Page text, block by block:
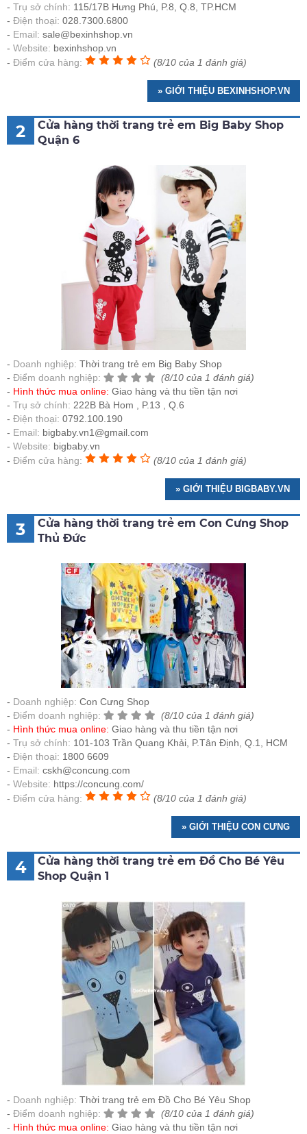
Trụ sở chính: 115/17B Hưng Phú, P.8, Q.8, TP.HCM
Điện thoại: 028.7300.6800
Email: sale@bexinhshop.vn
Website: bexinhshop.vn
Điểm cửa hàng:
(8/10 của 1 đánh giá)
» GIỚI THIỆU BEXINHSHOP.VN
2
Cửa hàng thời trang trẻ em Big Baby Shop
Quận 6
Doanh nghiệp: Thời trang trẻ em Big Baby Shop
Điểm doanh nghiệp:
(8/10 của 1 đánh giá)
Hình thức mua online: Giao hàng và thu tiền tận nơi
Trụ sở chính: 222B Bà Hom , P.13 , Q.6
Điện thoại: 0792.100.190
Email: bigbaby.vn1@gmail.com
Website: bigbaby.vn
Điểm cửa hàng:
(8/10 của 1 đánh giá)
» GIỚI THIỆU BIGBABY.VN
3
Cửa hàng thời trang trẻ em Con Cưng Shop
Thủ Đức
Doanh nghiệp: Con Cưng Shop
Điểm doanh nghiệp:
(8/10 của 1 đánh giá)
Hình thức mua online: Giao hàng và thu tiền tận nơi
Trụ sở chính: 101-103 Trần Quang Khải, P.Tân Định, Q.1, HCM
Điện thoại: 1800 6609
Email: cskh@concung.com
Website: https://concung.com/
Điểm cửa hàng:
(8/10 của 1 đánh giá)
» GIỚI THIỆU CON CƯNG
4
Cửa hàng thời trang trẻ em Đồ Cho Bé Yêu
Shop Quận 1
Doanh nghiệp: Thời trang trẻ em Đồ Cho Bé Yêu Shop
Điểm doanh nghiệp:
(8/10 của 1 đánh giá)
Hình thức mua online: Giao hàng và thu tiền tận nơi